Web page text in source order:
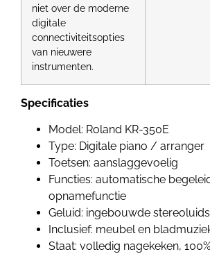
niet over de moderne
digitale
connectiviteitsopties
van nieuwere
instrumenten.
Specificaties
Model: Roland KR-350E
Type: Digitale piano / arranger
Toetsen: aanslaggevoelig
Functies: automatische
opnamefunctie
Geluid: ingebouwde
Inclusief: meubel en
Staat: volledig nagekeken,